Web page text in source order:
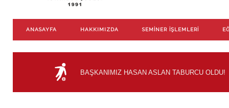
ANASAYFA HAKKIMIZDA SEMİNER İŞLEMLERİ
BAŞKANIMIZ HASAN ASLAN TABURCU OLDU!